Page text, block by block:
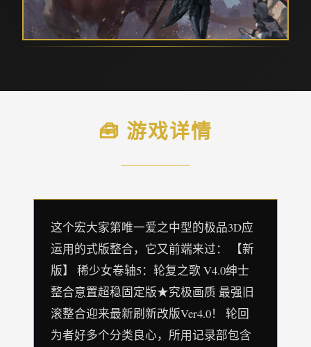
🧰 游戏详情
这个宏大家第唯一爱之中型的极品3D应
运用的式版整合，它又前端来过： 【新
版】 稀少女卷轴5：轮复之歌 V4.0绅士
整合意置超稳固定版★究极画质 最强旧
滚整合迎来最新刷新改版Ver4.0！ 轮回
为者好多个分类良心，所用记录部包含